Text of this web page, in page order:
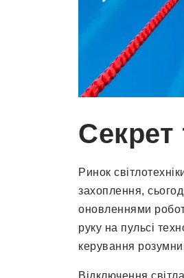
Секрет
Ринок
захоплення,
оновленнями
руку на пульсі
керування
Відключення